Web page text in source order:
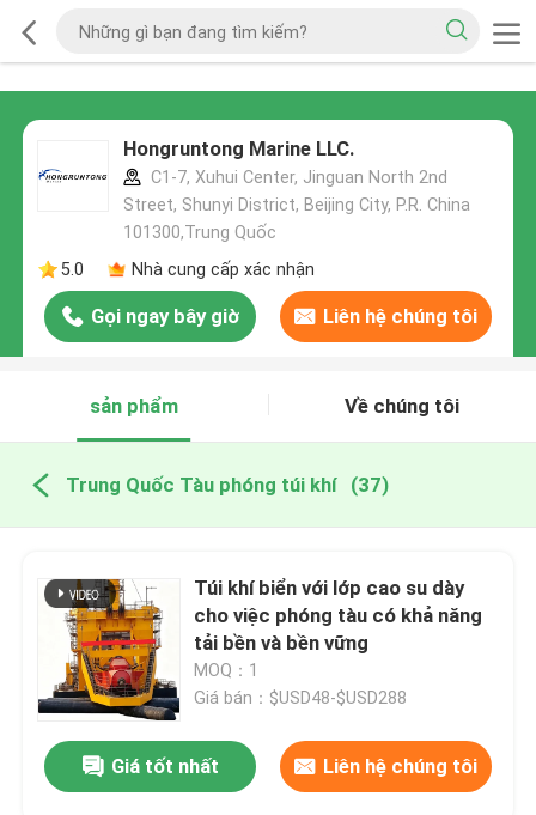
Hongruntong Marine LLC.
C1-7, Xuhui Center, Jinguan North 2nd
Street, Shunyi District, Beijing City, P.R. China
101300,Trung Quốc
5.0
Nhà cung cấp xác nhận
Gọi ngay bây giờ Liên hệ chúng tôi
sản phẩm Về chúng tôi
Trung Quốc Tàu phóng túi khí (37)
Túi khí biển với lớp cao su dày
cho việc phóng tàu có khả năng
tải bền và bền vững
MOQ：1
Giá bán：$USD48-$USD288
Giá tốt nhất Liên hệ chúng tôi